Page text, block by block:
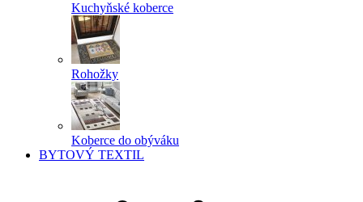
Kuchyňské koberce
Rohožky
Koberce do obýváku
BYTOVÝ TEXTIL